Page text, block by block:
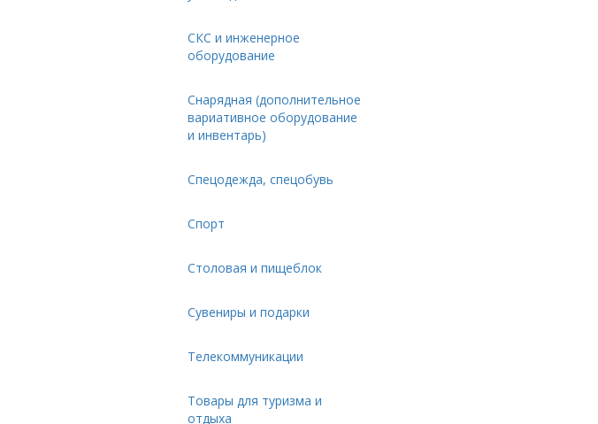
СКС и инженерное
оборудование
Снарядная (дополнительное
вариативное оборудование
и инвентарь)
Спецодежда, спецобувь
Спорт
Столовая и пищеблок
Сувениры и подарки
Телекоммуникации
Товары для туризма и
отдыха